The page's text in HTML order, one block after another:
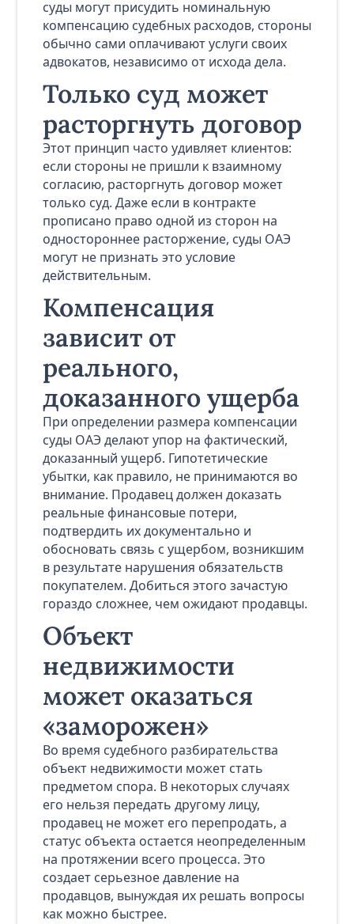
суды могут присудить номинальную
компенсацию судебных расходов, стороны
обычно сами оплачивают услуги своих
адвокатов, независимо от исхода дела.
Только суд может
расторгнуть договор
Этот принцип часто удивляет клиентов:
если стороны не пришли к взаимному
согласию, расторгнуть договор может
только суд. Даже если в контракте
прописано право одной из сторон на
одностороннее расторжение, суды ОАЭ
могут не признать это условие
действительным.
Компенсация
зависит от
реального,
доказанного ущерба
При определении размера компенсации
суды ОАЭ делают упор на фактический,
доказанный ущерб. Гипотетические
убытки, как правило, не принимаются во
внимание. Продавец должен доказать
реальные финансовые потери,
подтвердить их документально и
обосновать связь с ущербом, возникшим
в результате нарушения обязательств
покупателем. Добиться этого зачастую
гораздо сложнее, чем ожидают продавцы.
Объект
недвижимости
может оказаться
«заморожен»
Во время судебного разбирательства
объект недвижимости может стать
предметом спора. В некоторых случаях
его нельзя передать другому лицу,
продавец не может его перепродать, а
статус объекта остается неопределенным
на протяжении всего процесса. Это
создает серьезное давление на
продавцов, вынуждая их решать вопросы
как можно быстрее.